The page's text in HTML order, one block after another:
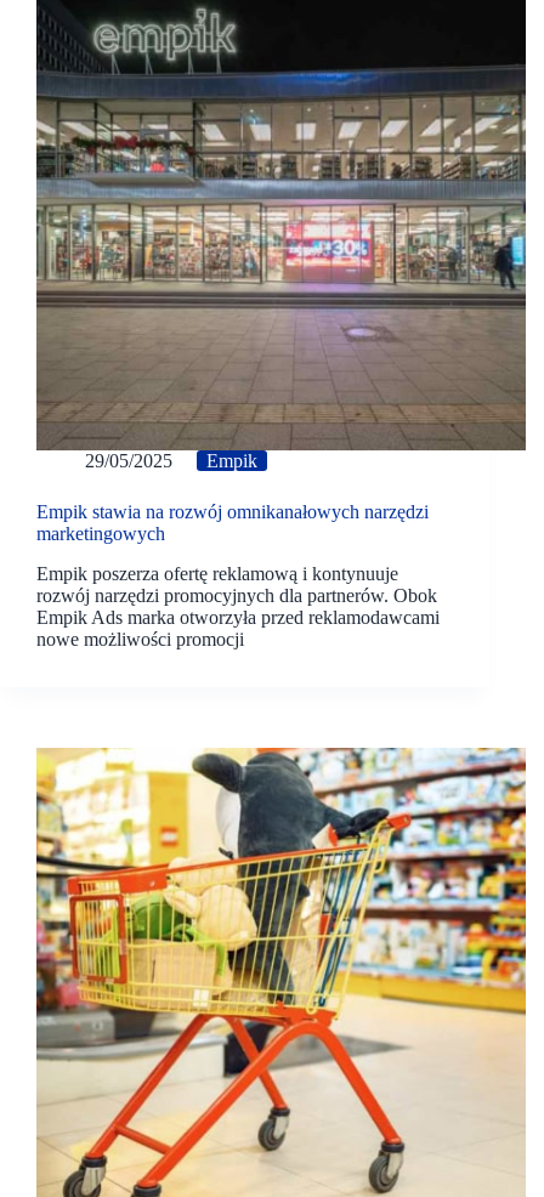
29/05/2025 Empik
Empik stawia na rozwój omnikanałowych narzędzi
marketingowych
Empik poszerza ofertę reklamową i kontynuuje
rozwój narzędzi promocyjnych dla partnerów. Obok
Empik Ads marka otworzyła przed reklamodawcami
nowe możliwości promocji